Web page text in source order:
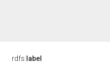
rdfs: label